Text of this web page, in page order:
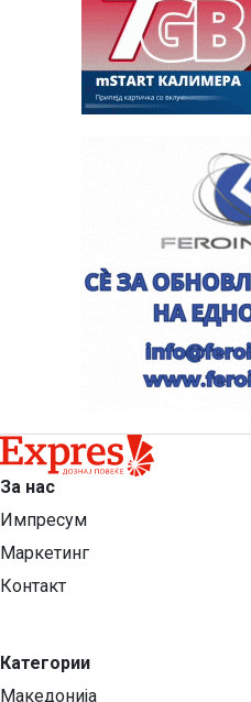
За нас
Импресум
Маркетинг
Контакт
Категории
Македонија